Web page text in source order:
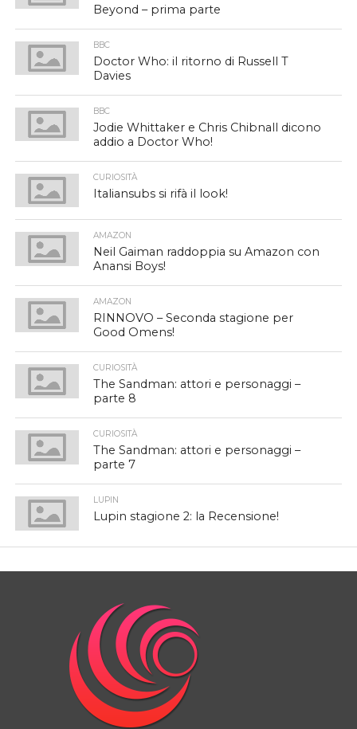
Beyond – prima parte
BBC
Doctor Who: il ritorno di Russell T
Davies
BBC
Jodie Whittaker e Chris Chibnall dicono
addio a Doctor Who!
CURIOSITÀ
Italiansubs si rifà il look!
AMAZON
Neil Gaiman raddoppia su Amazon con
Anansi Boys!
AMAZON
RINNOVO – Seconda stagione per
Good Omens!
CURIOSITÀ
The Sandman: attori e personaggi –
parte 8
CURIOSITÀ
The Sandman: attori e personaggi –
parte 7
LUPIN
Lupin stagione 2: la Recensione!